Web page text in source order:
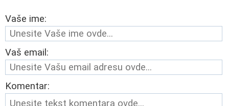
Vaše ime:
Vaš email:
Komentar: